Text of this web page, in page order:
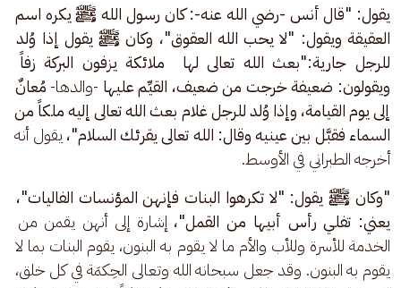
يقول: "قال أنس -رضي الله عنه-: كان رسول الله ﷺ يكره اسم
العقيقة ويقول: "لا يحب الله العقوق"، وكان ﷺ يقول إذا وُلد
للرجل جارية:"بعث الله تعالى لها  ملائكة يزفون البركة زفاً
ويقولون: ضعيفة خرجت من ضعيف، القيِّم عليها -والدها- مُعانٌ
إلى يوم القيامة، وإذا وُلد للرجل غلام بعث الله تعالى إليه ملكاً من
السماء فقبَّل بين عينيه وقال: الله تعالى يقرئك السلام"، يقول أنه
أخرجه الطبراني في الأوسط.
"وكان ﷺ يقول: "لا تكرهوا البنات فإنهن المؤنسات الفاليات"،
يعني: تفلي رأس أبيها من القمل"، إشارة إلى أنهن يقمن من
الخدمة للأسرة وللأب والأم ما لا يقوم به البنون، يقوم البنات بما لا
يقوم به البنون. وقد جعل سبحانه الله وتعالى الحِكمَة في كل خلق،